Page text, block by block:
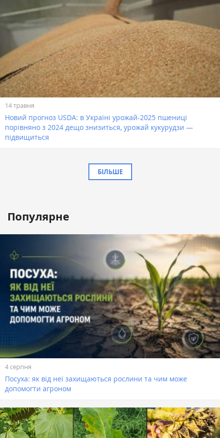
14 травня
Новий прогноз USDA: в Україні урожай-2025 пшениці
порівняно з 2024 дещо знизиться, урожай кукурудзи —
підвищиться
БІЛЬШЕ
Популярне
4 серпня
Посуха: як від неї захищаються рослини та чим може
допомогти агроном